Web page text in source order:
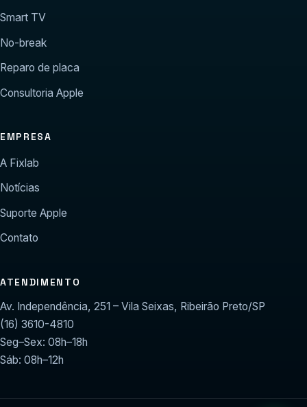
Smart TV
No-break
Reparo de placa
Consultoria Apple
EMPRESA
A Fixlab
Notícias
Suporte Apple
Contato
ATENDIMENTO
Av. Independência, 251 – Vila Seixas, Ribeirão Preto/SP
(16) 3610-4810
Seg–Sex: 08h–18h
Sáb: 08h–12h